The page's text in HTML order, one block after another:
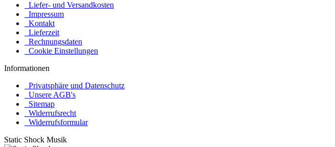
Liefer- und Versandkosten
Impressum
Kontakt
Lieferzeit
Rechnungsdaten
Cookie Einstellungen
Informationen
Privatsphäre und Datenschutz
Unsere AGB's
Sitemap
Widerrufsrecht
Widerrufsformular
Static Shock Musik